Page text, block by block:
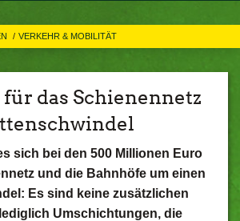
VERKEHR & MOBILITÄT
das Schienennetz
sich bei den 500 Millionen Euro
und die Bahnhöfe um einen
Es sind keine zusätzlichen
Umschichtungen, die